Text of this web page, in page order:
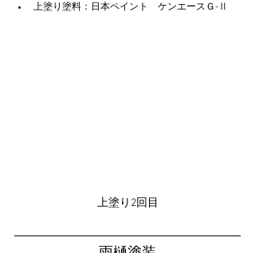
上塗り塗料：日本ペイント　ケンエースＧ-Ⅱ
上塗り2回目